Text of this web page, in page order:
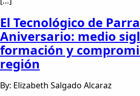
El Tecnológico de
Aniversario: medio
formación y
región
By: Elizabeth Salgado Alcaraz